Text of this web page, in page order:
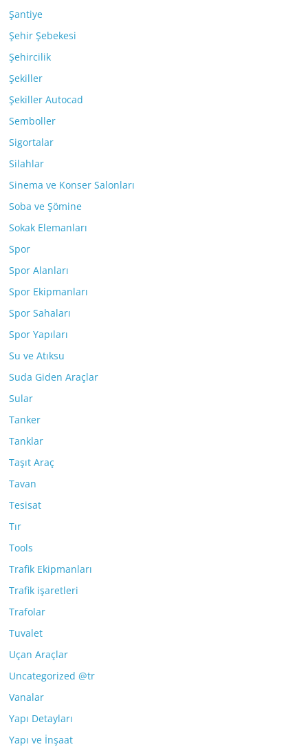
Şantiye
Şehir Şebekesi
Şehircilik
Şekiller
Şekiller Autocad
Semboller
Sigortalar
Silahlar
Sinema ve Konser Salonları
Soba ve Şömine
Sokak Elemanları
Spor
Spor Alanları
Spor Ekipmanları
Spor Sahaları
Spor Yapıları
Su ve Atıksu
Suda Giden Araçlar
Sular
Tanker
Tanklar
Taşıt Araç
Tavan
Tesisat
Tır
Tools
Trafik Ekipmanları
Trafik işaretleri
Trafolar
Tuvalet
Uçan Araçlar
Uncategorized @tr
Vanalar
Yapı Detayları
Yapı ve İnşaat